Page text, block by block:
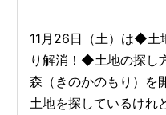
11月26日（土）は◆土
り解消！◆土地の探し
森（きのかのもり）を
土地を探しているけれ